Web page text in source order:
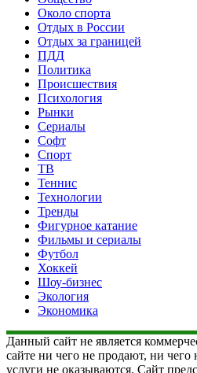
Около спорта
Отдых в России
Отдых за границей
ПДД
Политика
Происшествия
Психология
Рынки
Сериалы
Софт
Спорт
ТВ
Теннис
Технологии
Тренды
Фигурное катание
Фильмы и сериалы
Футбол
Хоккей
Шоу-бизнес
Экология
Экономика
Данный сайт не является
сайте ни чего не продают, ни
услуги не оказываются. Сайт